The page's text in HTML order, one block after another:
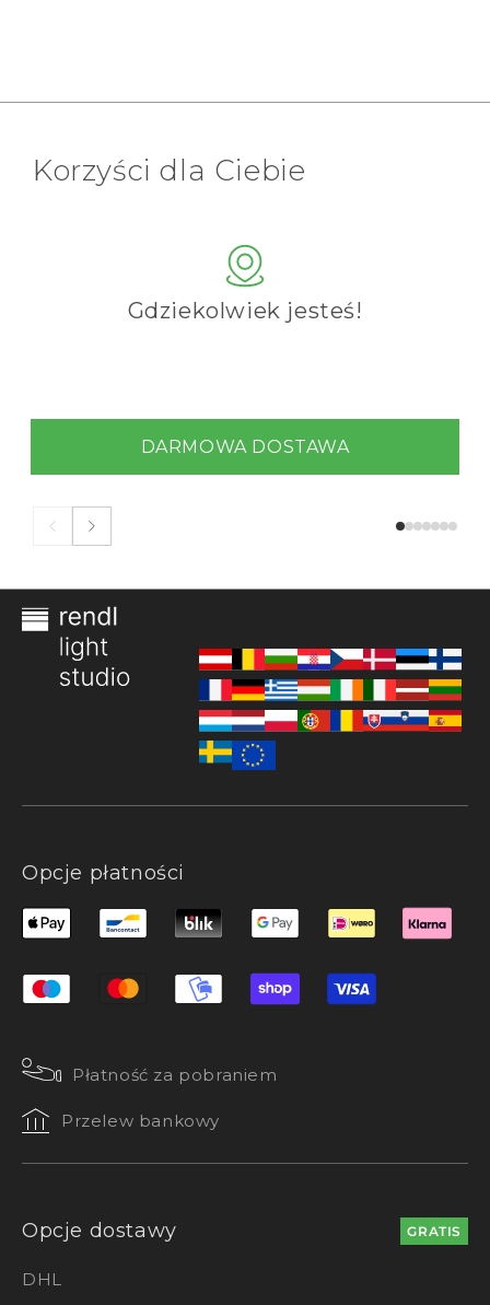
Korzyści dla Ciebie
Gdziekolwiek jesteś!
DARMOWA DOSTAWA
Opcje płatności
Płatność za pobraniem
Przelew bankowy
Opcje dostawy GRATIS
DHL